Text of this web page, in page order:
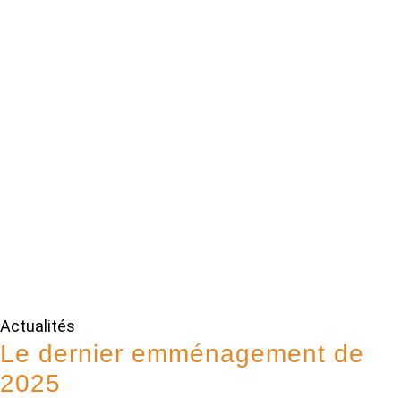
Actualités
Le dernier emménagement de
2025